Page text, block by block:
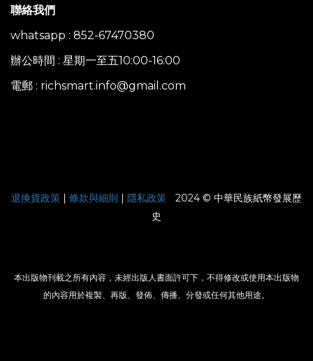
聯絡我們
whatsapp : 852-67470380
辦公時間 : 星期一至五10:00-16:00
電郵 : richsmart.info@gmail.com
退換貨政策 條款與細則 隱私政策
2024 © 中華民族紙幣發展歷
史
本出版物刊載之所有內容，未經出版人書面許可下，不得修改或使用本出版物
的內容用於複製、再版、發佈、傳播、分發或任何其他用途。